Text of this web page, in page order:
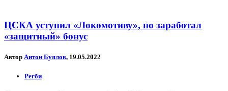
ЦСКА уступил «Локомотиву», но заработал
«защитный» бонус
Автор Антон Буялов, 19.05.2022
Регби